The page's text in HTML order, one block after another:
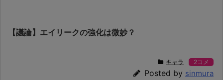
【議論】エイリークの強化は微妙？
キャラ 2コメ
Posted by sinmura